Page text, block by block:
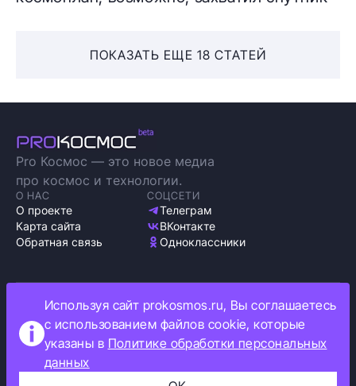
ПОКАЗАТЬ ЕЩЕ 18 СТАТЕЙ
Pro Космос — это новое медиа
про космос и технологии.
О НАС
О проекте
Карта сайта
Обратная связь
СОЦСЕТИ
Телеграм
ВКонтакте
Одноклассники
Политика обработки персональных данных
Как мы используем cookie
Информация об ограничениях
Используя сайт prokosmos.ru, Вы соглашаетесь
с использованием файлов cookie, которые
указаны в Политике обработки персональных
данных